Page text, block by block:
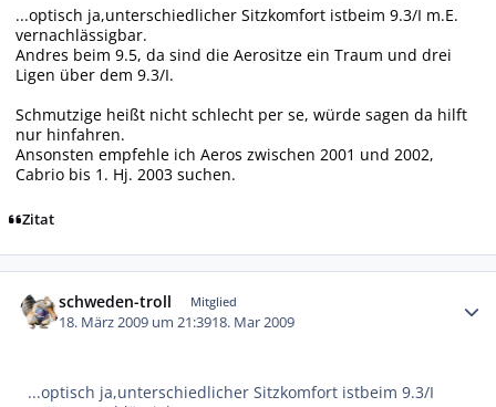
...optisch ja,unterschiedlicher Sitzkomfort istbeim 9.3/I m.E.
vernachlässigbar.
Andres beim 9.5, da sind die Aerositze ein Traum und drei
Ligen über dem 9.3/I.
Schmutzige heißt nicht schlecht per se, würde sagen da hilft
nur hinfahren.
Ansonsten empfehle ich Aeros zwischen 2001 und 2002,
Cabrio bis 1. Hj. 2003 suchen.
Zitat
schweden-troll Mitglied
18. März 2009 um 21:3918. Mar 2009
...optisch ja,unterschiedlicher Sitzkomfort istbeim 9.3/I